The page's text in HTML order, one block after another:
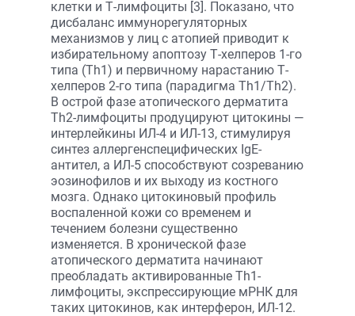
клетки и Т-лимфоциты [3]. Показано, что
дисбаланс иммунорегуляторных
механизмов у лиц с атопией приводит к
избирательному апоптозу Т-хелперов 1-го
типа (Th1) и первичному нарастанию Т-
хелперов 2-го типа (парадигма Th1/Th2).
В острой фазе атопического дерматита
Th2-лимфоциты продуцируют цитокины —
интерлейкины ИЛ-4 и ИЛ-13, стимулируя
синтез аллергенспецифических IgE-
антител, а ИЛ-5 способствуют созреванию
эозинофилов и их выходу из костного
мозга. Однако цитокиновый профиль
воспаленной кожи со временем и
течением болезни существенно
изменяется. В хронической фазе
атопического дерматита начинают
преобладать активированные Th1-
лимфоциты, экспрессирующие мРНК для
таких цитокинов, как интерферон, ИЛ-12.